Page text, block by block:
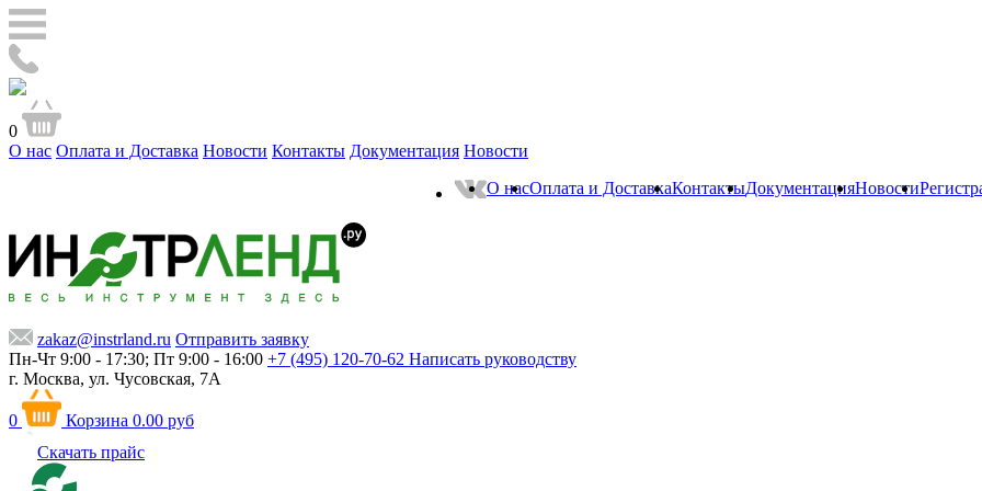
0
О нас Оплата и Доставка Новости Контакты Документация Новости
О насОплата и ДоставкаКонтактыДокументацияНовости
zakaz@instrland.ru Отправить заявку
Пн-Чт 9:00 - 17:30; Пт 9:00 - 16:00 +7 (495) 120-70-62 Написать руководству
г. Москва, ул. Чусовская, 7А
0 Корзина 0.00 руб
Скачать прайс